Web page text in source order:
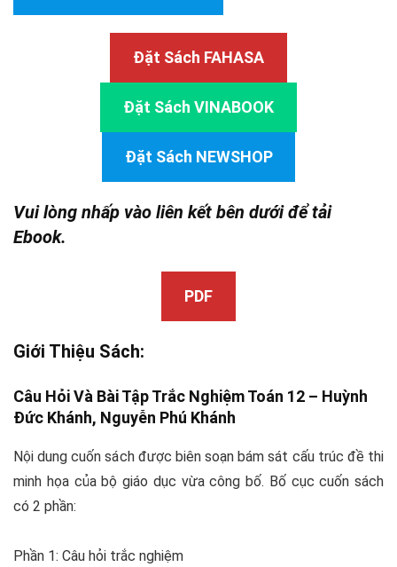
Đặt Sách FAHASA
Đặt Sách VINABOOK
Đặt Sách NEWSHOP
Vui lòng nhấp vào liên kết bên dưới để tải
Ebook.
PDF
Giới Thiệu Sách:
Câu Hỏi Và Bài Tập Trắc Nghiệm Toán 12 – Huỳnh
Đức Khánh, Nguyễn Phú Khánh
Nội dung cuốn sách được biên soạn bám sát cấu trúc đề thi
minh họa của bộ giáo dục vừa công bố. Bố cục cuốn sách
có 2 phần:
Phần 1: Câu hỏi trắc nghiệm